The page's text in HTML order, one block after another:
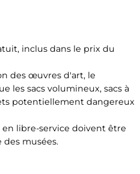
inclus dans le prix du
des œuvres d'art, le
les sacs volumineux, sacs à
potentiellement dangereux
en libre-service doivent être
musées.